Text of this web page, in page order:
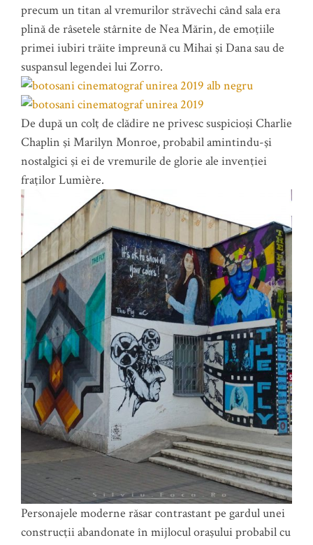
precum un titan al vremurilor străvechi când sala era
plină de râsetele stârnite de Nea Mărin, de emoţiile
primei iubiri trăite împreună cu Mihai şi Dana sau de
suspansul legendei lui Zorro.
De după un colţ de clădire ne privesc suspicioşi Charlie
Chaplin şi Marilyn Monroe, probabil amintindu-şi
nostalgici şi ei de vremurile de glorie ale invenţiei
fraţilor Lumière.
Personajele moderne răsar contrastant pe gardul unei
construcţii abandonate în mijlocul oraşului probabil cu